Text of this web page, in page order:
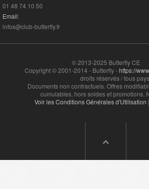
01 48 74 10 50
Email:
infos@club-butterfly.fr
© 2013-2025 Butterfly CE
Copyright © 2001-2014 - Butterfly -https://
droits réservés / tous
Documents non contractuels. Offres
cumulables, hors soldes et promotions.
Voir les Conditions Générales d'Utilisation